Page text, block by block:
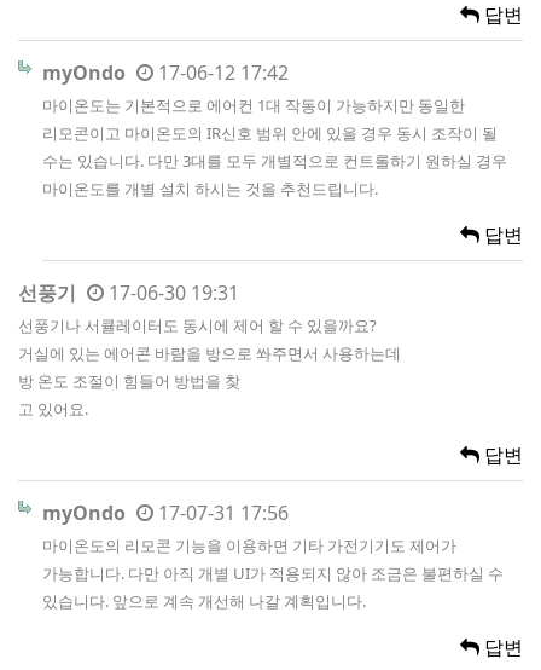
답변
myOndo 17-06-12 17:42
마이온도는 기본적으로 에어컨 1대 작동이 가능하지만 동일한
리모콘이고 마이온도의 IR신호 범위 안에 있을 경우 동시 조작이 될
수는 있습니다. 다만 3대를 모두 개별적으로 컨트롤하기 원하실 경우
마이온도를 개별 설치 하시는 것을 추천드립니다.
답변
선풍기 17-06-30 19:31
선풍기나 서큘레이터도 동시에 제어 할 수 있을까요?
거실에 있는 에어콘 바람을 방으로 쏴주면서 사용하는데
방 온도 조절이 힘들어 방법을 찾
고 있어요.
답변
myOndo 17-07-31 17:56
마이온도의 리모콘 기능을 이용하면 기타 가전기기도 제어가
가능합니다. 다만 아직 개별 UI가 적용되지 않아 조금은 불편하실 수
있습니다. 앞으로 계속 개선해 나갈 계획입니다.
답변